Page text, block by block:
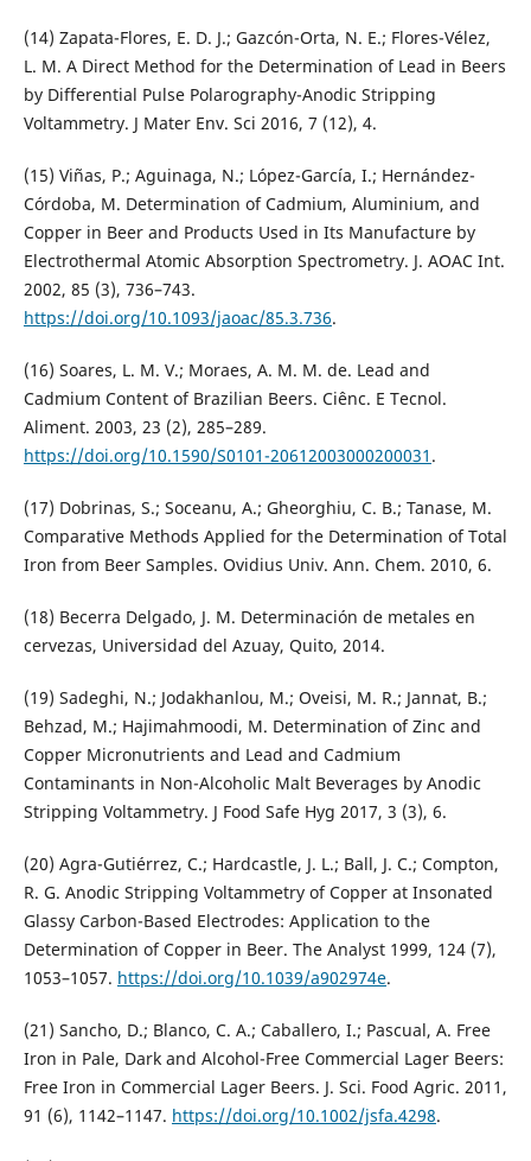
(14) Zapata-Flores, E. D. J.; Gazcón-Orta, N. E.; Flores-Vélez,
L. M. A Direct Method for the Determination of Lead in Beers
by Differential Pulse Polarography-Anodic Stripping
Voltammetry. J Mater Env. Sci 2016, 7 (12), 4.
(15) Viñas, P.; Aguinaga, N.; López-García, I.; Hernández-
Córdoba, M. Determination of Cadmium, Aluminium, and
Copper in Beer and Products Used in Its Manufacture by
Electrothermal Atomic Absorption Spectrometry. J. AOAC Int.
2002, 85 (3), 736–743.
https://doi.org/10.1093/jaoac/85.3.736.
(16) Soares, L. M. V.; Moraes, A. M. M. de. Lead and
Cadmium Content of Brazilian Beers. Ciênc. E Tecnol.
Aliment. 2003, 23 (2), 285–289.
https://doi.org/10.1590/S0101-20612003000200031 .
(17) Dobrinas, S.; Soceanu, A.; Gheorghiu, C. B.; Tanase, M.
Comparative Methods Applied for the Determination of Total
Iron from Beer Samples. Ovidius Univ. Ann. Chem. 2010, 6.
(18) Becerra Delgado, J. M. Determinación de metales en
cervezas, Universidad del Azuay, Quito, 2014.
(19) Sadeghi, N.; Jodakhanlou, M.; Oveisi, M. R.; Jannat, B.;
Behzad, M.; Hajimahmoodi, M. Determination of Zinc and
Copper Micronutrients and Lead and Cadmium
Contaminants in Non-Alcoholic Malt Beverages by Anodic
Stripping Voltammetry. J Food Safe Hyg 2017, 3 (3), 6.
(20) Agra-Gutiérrez, C.; Hardcastle, J. L.; Ball, J. C.; Compton,
R. G. Anodic Stripping Voltammetry of Copper at Insonated
Glassy Carbon-Based Electrodes: Application to the
Determination of Copper in Beer. The Analyst 1999, 124 (7),
1053–1057. https://doi.org/10.1039/a902974e.
(21) Sancho, D.; Blanco, C. A.; Caballero, I.; Pascual, A. Free
Iron in Pale, Dark and Alcohol-Free Commercial Lager Beers:
Free Iron in Commercial Lager Beers. J. Sci. Food Agric. 2011,
91 (6), 1142–1147. https://doi.org/10.1002/jsfa.4298.